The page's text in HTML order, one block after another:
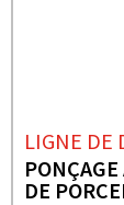
LIGNE DE
DE